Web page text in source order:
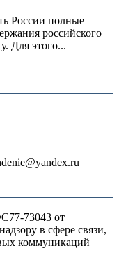
России полные
российского
Для этого...
73043 от
в сфере связи,
коммуникаций